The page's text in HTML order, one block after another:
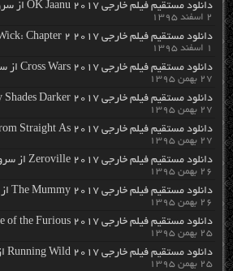
دانلود مستقیم فیلم خارجی OK Jaanu 2017 از سرور سایت
۲ اسفند ۱۳۹۵
دانلود مستقیم فیلم خارجی John Wick: Chapter 2 2017 از سرور سایت
۱ اسفند ۱۳۹۵
دانلود مستقیم فیلم خارجی Cross Wars 2017 از سرور سایت
۲۷ بهمن ۱۳۹۵
دانلود مستقیم فیلم خارجی Fifty Shades Darker 2017 از سرور سایت
۲۷ بهمن ۱۳۹۵
دانلود مستقیم فیلم خارجی From Straight As 2017 از سرور سایت
۲۷ بهمن ۱۳۹۵
دانلود مستقیم فیلم خارجی Zeroville 2017 از سرور سایت
۲۶ بهمن ۱۳۹۵
دانلود مستقیم فیلم خارجی The Mummy 2017 از سرور سایت
۲۶ بهمن ۱۳۹۵
دانلود مستقیم فیلم خارجی The Fate of the Furious 2017 از سرور سایت
۲۵ بهمن ۱۳۹۵
دانلود مستقیم فیلم خارجی Running Wild 2017 از سرور سایت
۲۵ بهمن ۱۳۹۵